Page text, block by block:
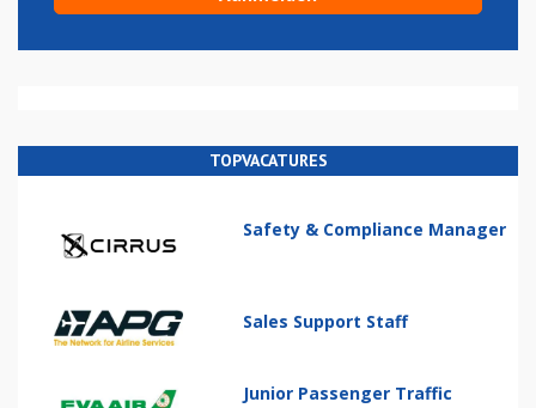
TOPVACATURES
Safety & Compliance Manager
Sales Support Staff
Junior Passenger Traffic